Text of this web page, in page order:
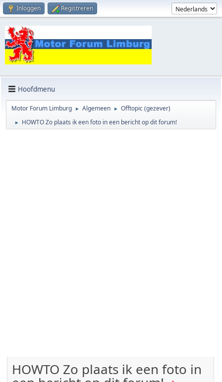
Inloggen Registreren
Hoofdmenu
Motor Forum Limburg ► Algemeen ► Offtopic (gezever)
► HOWTO Zo plaats ik een foto in een bericht op dit forum!
HOWTO Zo plaats ik een foto in